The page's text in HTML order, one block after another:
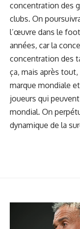
concentration des
clubs. On
l’œuvre dans le
années, car la
concentration des
ça, mais après
marque mondiale
joueurs qui
mondial. On
dynamique de la